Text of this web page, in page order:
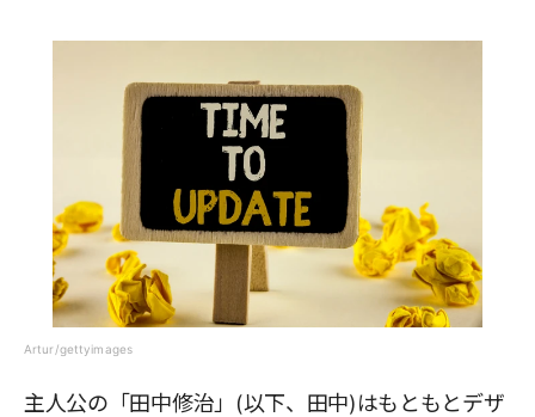
Artur/gettyimages
主人公の「田中修治」(以下、田中)はもともとデザ